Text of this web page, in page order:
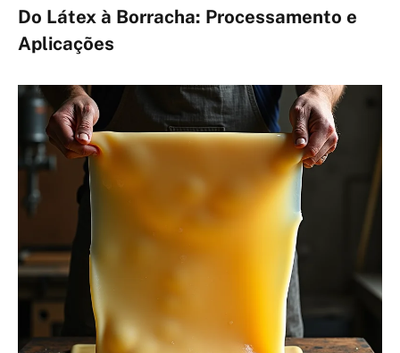
Do Látex à Borracha: Processamento e
Aplicações